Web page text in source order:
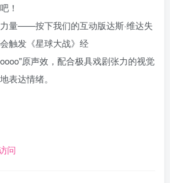
！
力量——按下我们的互动版达斯·维达失
触发《星球大战》经
原声效，配合极具戏剧张力的视觉
表达情绪。
问